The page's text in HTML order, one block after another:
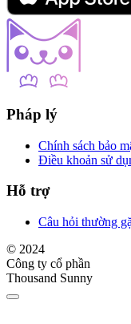
Pháp lý
Chính sách bảo
Điều khoản sử
Hỗ trợ
Câu hỏi thường
© 2024
Công ty cổ phần
Thousand Sunny